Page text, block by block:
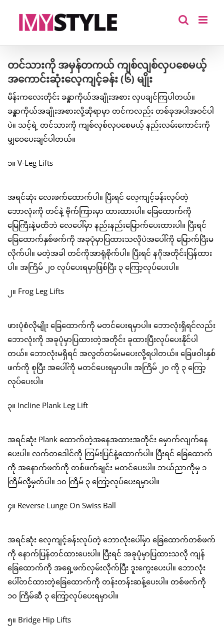
တင်သားကို အမှန်တကယ် ကျစ်လျစ်လှပစေမယ့်
အကောင်းဆုံးလေ့ကျင့်ခန်း (၆) မျိုး
မိန်းကလေးတိုင်း ခန္ဓာကိုယ်အချိုးအစား လှပချင်ကြပါတယ်။
ခန္ဓာကိုယ်အချိုးအစားလို့ဆိုရာမှာ တင်ကလည်း တစ်ခုအပါအဝင်ပါ
ပဲ။ သင့်ရဲ့ တင်သားကို ကျစ်လှစ်လှပစေမယ့် နည်းလမ်းကောင်းကို
မျှဝေပေးချင်ပါတယ်။
၁။ V-Leg Lifts
အရင်ဆုံး လေးဖက်ထောက်ပါ။ ပြီးရင် လေ့ကျင့်ခန်းလုပ်တဲ့
ဘောလုံးကို တင်နဲ့ ဗိုက်ကြားမှာ ထားထားပါ။ ခြေထောက်ကို
မြေကြီးနဲ့မထိဘဲ လေပေါ်မှာ နည်းနည်းမြောက်ပေးထားပါ။ ပြီးရင်
ခြေထောက်နှစ်ဖက်ကို အခုပုံမှာပြထားသလိုပဲအပေါ်ကို မြောက်ပြီးမ
လိုက်ပါ။ မတဲ့အခါ တင်ကိုအာရုံစိုက်ပါ။ ပြီးရင် နဂိုအတိုင်းပြန်ထား
ပါ။ အကြိမ် ၂၀ လုပ်ပေးရမှာဖြစ်ပြီး ၃ ကြော့လုပ်ပေးပါ။
၂။ Frog Leg Lifts
ဖားပုံစံလိုမျိုး ခြေထောက်ကို မတင်ပေးရမှာပါ။ ဘောလုံးရှိရင်လည်း
ဘောလုံးကို အခုပုံမှာပြထားတဲ့အတိုင်း ခုထားပြီးလုပ်ပေးနိုင်ပါ
တယ်။ ဘောလုံးမရှိရင် အလွတ်တမ်းမပေးလို့ရပါတယ်။ ခြေဖဝါးနှစ်
ဖက်ကို စုပြီး အပေါ်ကို မတင်ပေးရမှာပါ။ အကြိမ် ၂၀ ကို ၃ ကြော့
လုပ်ပေးပါ။
၃။ Incline Plank Leg Lift
အရင်ဆုံး Plank ထောက်တဲ့အနေအထားအတိုင်း မှောက်လျက်နေ
ပေးပါ။ လက်တဒေါင်ကို ကြမ်းပြင်နဲ့ထောက်ပါ။ ပြီးရင် ခြေထောက်
ကို အနောက်ဖက်ကို တစ်ဖက်ချင်း မတင်ပေးပါ။ ဘယ်ညာကိုမှ ၁
ကြိမ်လို့မှတ်ပါ။ ၁၀ ကြိမ် ၃ ကြော့လုပ်ပေးရမှာပါ။
၄။ Reverse Lunge On Swiss Ball
အရင်ဆုံး လေ့ကျင့်ခန်းလုပ်တဲ့ ဘောလုံးပေါ်မှာ ခြေထောက်တစ်ဖက်
ကို နောက်ပြန်တင်ထားပေးပါ။ ပြီးရင် အခုပုံမှာပြထားသလို ကျန်
ခြေထောက်ကို အရှေ့ဖက်လှမ်းလိုက်ပြီး ဒူးကွေးပေးပါ။ ဘောလုံး
ပေါ်တင်ထားတဲ့ခြေထောက်ကို တန်းတန်းဆန့်ပေးပါ။ တစ်ဖက်ကို
၁၀ ကြိမ်ဆီ ၃ ကြော့လုပ်ပေးရမှာပါ။
၅။ Bridge Hip Lifts